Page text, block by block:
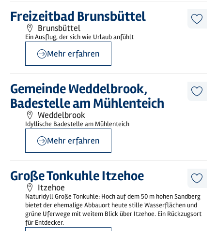
Freizeitbad Brunsbüttel
Brunsbüttel
Ein Ausflug, der sich wie Urlaub anfühlt
Mehr
erfahren
Mehr erfahren
Gemeinde Weddelbrook,
Badestelle am Mühlenteich
Weddelbrook
Idyllische Badestelle am Mühlenteich
Mehr
erfahren
Mehr erfahren
Große Tonkuhle Itzehoe
Itzehoe
Naturidyll Große Tonkuhle: Hoch auf dem 50 m hohen Sandberg
bietet der ehemalige Abbauort heute stille Wasserflächen und
grüne Uferwege mit weitem Blick über Itzehoe. Ein Rückzugsort
für Entdecker.
Mehr
erfahren